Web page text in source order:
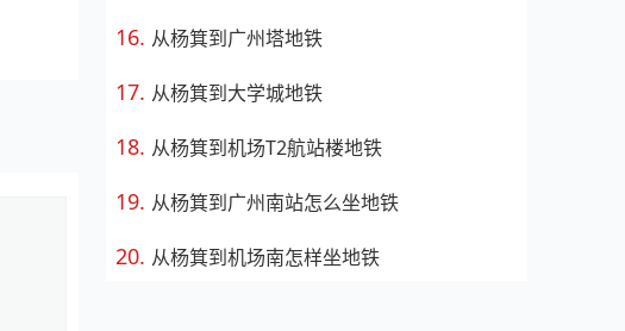
从杨箕到广州塔地铁
从杨箕到大学城地铁
从杨箕到机场T2航站楼地铁
从杨箕到广州南站怎么坐地铁
从杨箕到机场南怎样坐地铁